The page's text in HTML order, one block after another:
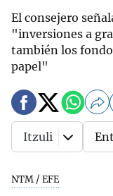
El consejero
"inversiones a
también los
papel"
NTM / EFE
Itzuli